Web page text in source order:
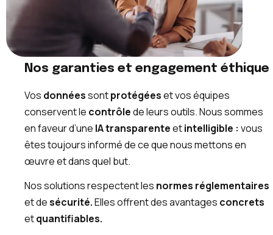
Nos garanties et engagement éthique
Vos donnéessontprotégéeset vos équipes
conservent le contrôlede leurs outils. Nous sommes
en faveur d’une IA transparenteetintelligible : vous
êtes toujours informé de ce que nous mettons en
œuvre et dans quel but.
Nos solutions respectent les normes réglementaires
et desécurité.Elles offrent des avantages concrets
etquantifiables.